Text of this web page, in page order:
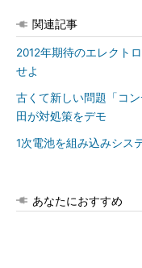
関連記事
2012年期待のエレクト
せよ
古くて新しい問題「コ
田が対処策をデモ
1次電池を組み込みシス
あなたにおすすめ